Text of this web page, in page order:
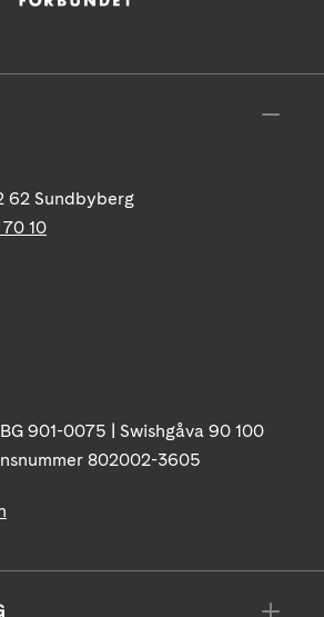
62 Sundbyberg
10
901-0075 | Swishgåva 90 100
802002-3605